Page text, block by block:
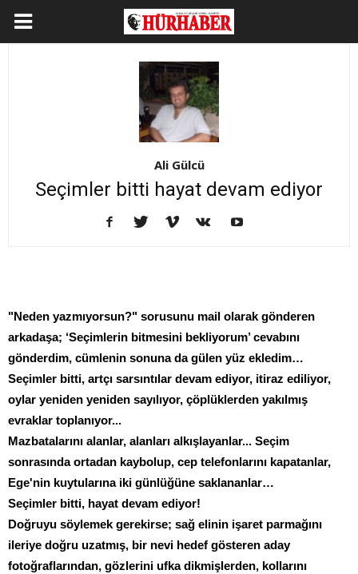
Ali Gülcü
Seçimler bitti hayat devam ediyor
"Neden yazmıyorsun?" sorusunu mail olarak gönderen
arkadaşa; ‘Seçimlerin bitmesini bekliyorum’ cevabını
gönderdim, cümlenin sonuna da gülen yüz ekledim…
Seçimler bitti, artçı sarsıntılar devam ediyor, itiraz ediliyor,
oylar yeniden yeniden sayılıyor, çöplüklerden yakılmış
evraklar toplanıyor...
Mazbatalarını alanlar, alanları alkışlayanlar... Seçim
sonrasında ortadan kaybolup, cep telefonlarını kapatanlar,
Ege'nin kuytularına iki günlüğüne saklananlar…
Seçimler bitti, hayat devam ediyor!
Doğruyu söylemek gerekirse; sağ elinin işaret parmağını
ileriye doğru uzatmış, bir nevi hedef gösteren aday
fotoğraflarından, gözlerini ufka dikmişlerden, kollarını